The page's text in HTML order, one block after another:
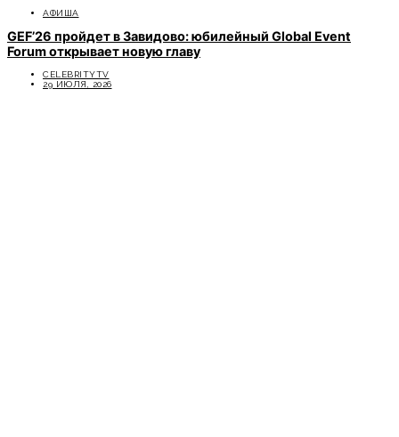
АФИША
GEF’26 пройдет в Завидово: юбилейный Global Event
Forum открывает новую главу
CELEBRITYTV
29 ИЮЛЯ, 2026